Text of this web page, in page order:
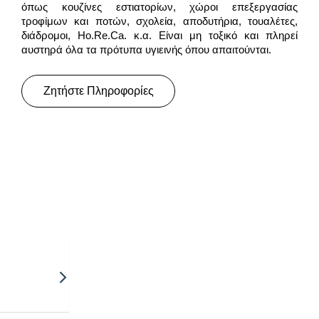
όπως κουζίνες εστιατορίων, χώροι επεξεργασίας
τροφίμων και ποτών, σχολεία, αποδυτήρια, τουαλέτες,
διάδρομοι, Ho.Re.Ca. κ.α. Είναι μη τοξικό και πληρεί
αυστηρά όλα τα πρότυπα υγιεινής όπου απαιτούνται.
Ζητήστε Πληροφορίες